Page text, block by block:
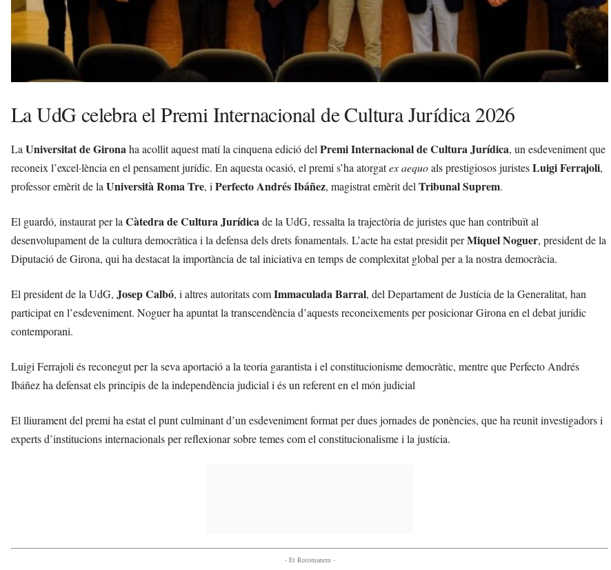
La UdG celebra el Premi Internacional de Cultura Jurídica 2026
La Universitat de Gironaha acollit aquest matí la cinquena edició del Premi Internacional de Cultura Jurídica, un esdeveniment que
reconeix l’excel·lència en el pensament jurídic. En aquesta ocasió, el premi s’ha atorgatex aequoals prestigiosos juristesLuigi Ferrajoli,
professor emèrit de la Università Roma Tre, i Perfecto Andrés Ibáñez, magistrat emèrit del Tribunal Suprem.
El guardó, instaurat per la Càtedra de Cultura Jurídicade la UdG, ressalta la trajectòria de juristes que han contribuït al
desenvolupament de la cultura democràtica i la defensa dels drets fonamentals. L’acte ha estat presidit perMiquel Noguer, president de la
Diputació de Girona, qui ha destacat la importància de tal iniciativa en temps de complexitat global per a la nostra democràcia.
El president de la UdG, Josep Calbó, i altres autoritats comImmaculada Barral, del Departament de Justícia de la Generalitat, han
participat en l’esdeveniment. Noguer ha apuntat la transcendència d’aquests reconeixements per posicionar Girona en el debat jurídic
contemporani.
Luigi Ferrajoli és reconegut per la seva aportació a la teoria garantista i el constitucionisme democràtic, mentre que Perfecto Andrés
Ibáñez ha defensat els principis de la independència judicial i és un referent en el món judicial
El lliurament del premi ha estat el punt culminant d’un esdeveniment format per dues jornades de ponències, que ha reunit investigadors i
experts d’institucions internacionals per reflexionar sobre temes com el constitucionalisme i la justícia.
- Et Recomanem -